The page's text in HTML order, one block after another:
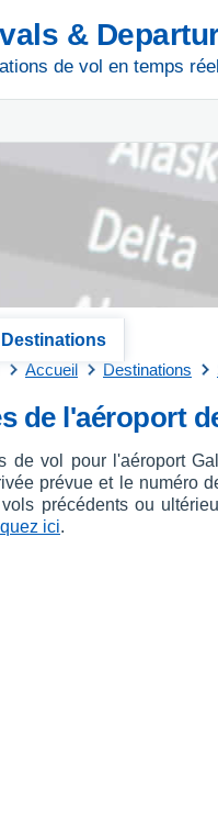
&
de vol en temps réel
Destinations
Accueil Destinations
de l'aéroport
de vol pour l'aéroport
prévue et le numéro
précédents ou
ici.